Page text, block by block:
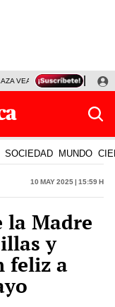
VEA FERIADOS
SOCIEDAD MUNDO
10 May 2025 | 15:59 h
la Madre
y
feliz a